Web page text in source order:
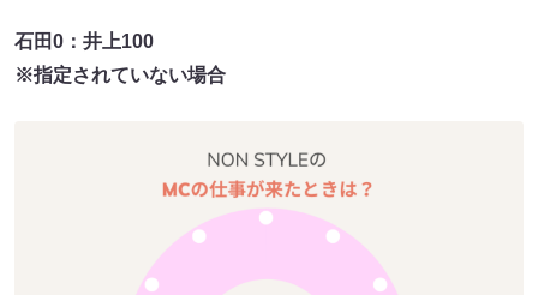
石田0：井上100
※指定されていない場合